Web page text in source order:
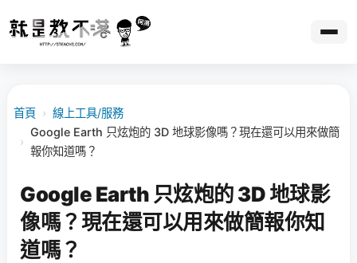
首頁 › 線上工具/服務
›
Google Earth 只炫炮的 3D 地球影像嗎？現在還可以用來做簡
報你知道嗎？
Google Earth 只炫炮的 3D 地球影
像嗎？現在還可以用來做簡報你知
道嗎？